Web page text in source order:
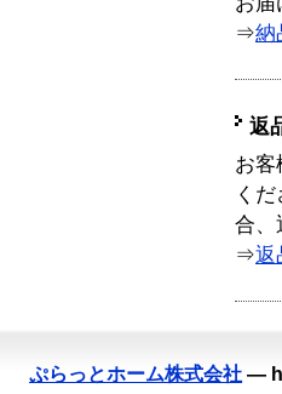
⇒納
返
お客
く
合、
⇒返
ぷらっとホーム株式会社 —